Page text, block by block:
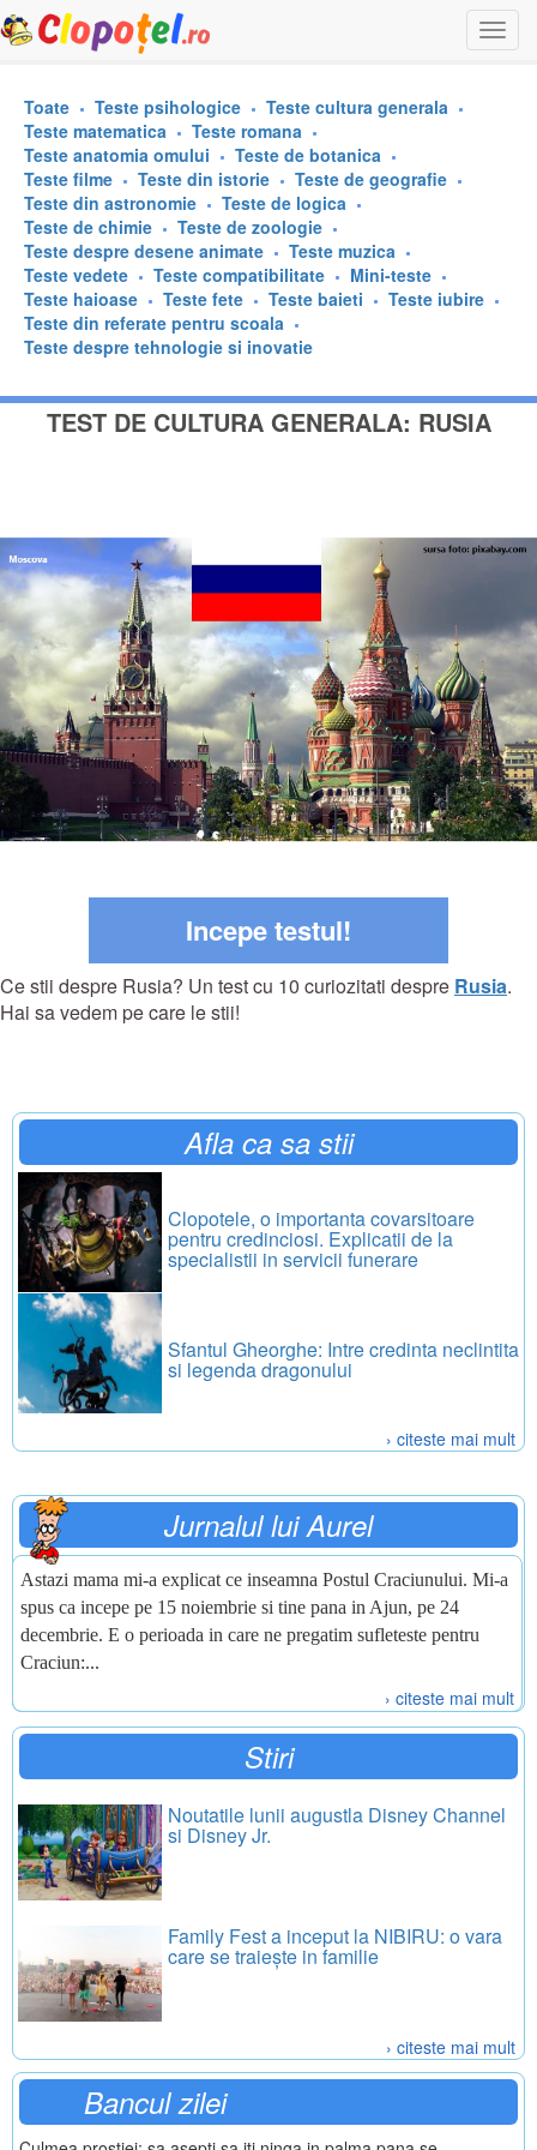
Toate Teste psihologice
Teste cultura generala
Teste matematica
Teste romana
Teste anatomia omului
Teste de botanica
Teste filme
Teste din istorie
Teste de geografie
Teste din astronomie
Teste de logica
Teste de chimie
Teste de zoologie
Teste despre desene animate
Teste muzica
Teste vedete
Teste compatibilitate
Mini-teste
Teste haioase
Teste fete Teste baieti
Teste iubire
Teste din referate pentru scoala
Teste despre tehnologie si inovatie
TEST DE CULTURA GENERALA: RUSIA
Incepe testul!
Ce stii despre Rusia? Un test cu 10 curiozitati despre Rusia.
Hai sa vedem pe care le stii!
Afla ca sa stii
Clopotele, o importanta covarsitoare
pentru credinciosi. Explicatii de la
specialistii in servicii funerare
Sfantul Gheorghe: Intre credinta neclintita
si legenda dragonului
› citeste mai mult
Jurnalul lui Aurel
Astazi mama mi-a explicat ce inseamna Postul Craciunului. Mi-a
spus ca incepe pe 15 noiembrie si tine pana in Ajun, pe 24
decembrie. E o perioada in care ne pregatim sufleteste pentru
Craciun:...
› citeste mai mult
Stiri
Noutatile lunii augustla Disney Channel
si Disney Jr.
Family Fest a inceput la NIBIRU: o vara
care se traiește in familie
› citeste mai mult
Bancul zilei